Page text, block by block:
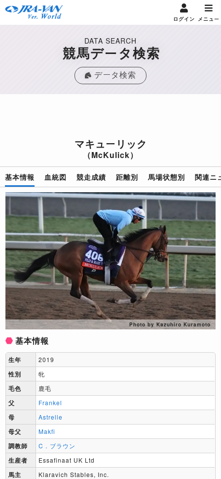
ログイン メニュー
DATA SEARCH
競馬データ検索
データ検索
マキューリック
（McKulick）
基本情報 血統図 競走成績 距離別 馬場状態別 関連ニ
Photo by Kazuhiro Kuramoto
基本情報
生年 2019
性別 牝
毛色 鹿毛
父 Frankel
母 Astrelle
母父 Makfi
調教師 C．ブラウン
生産者 Essafinaat UK Ltd
馬主 Klaravich Stables, Inc.